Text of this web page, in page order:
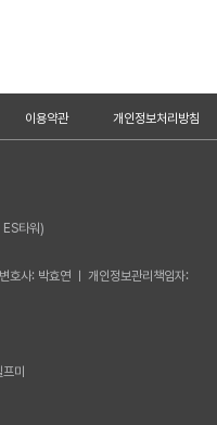
이용약관 개인정보처리방침
타워)
호사: 박효연 ㅣ 개인정보관리책임자:
미